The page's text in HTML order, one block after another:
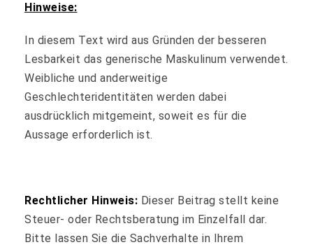
Hinweise:
In diesem Text wird aus Gründen der besseren
Lesbarkeit das generische Maskulinum verwendet.
Weibliche und anderweitige
Geschlechteridentitäten werden dabei
ausdrücklich mitgemeint, soweit es für die
Aussage erforderlich ist.
Rechtlicher Hinweis: Dieser Beitrag stellt keine
Steuer- oder Rechtsberatung im Einzelfall dar.
Bitte lassen Sie die Sachverhalte in Ihrem